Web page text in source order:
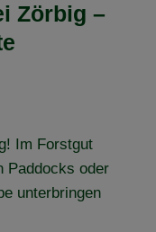
Zörbig –
Im Forstgut
Paddocks oder
unterbringen